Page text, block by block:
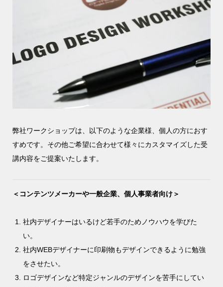
弊社ワークショップは、以下のような企業様、個人の方におす
すめです。その他ご希望に合わせて様々にカスタマイズした受
講内容をご提案いたします。
＜コンテンツメーカーや一般企業、個人事業者向け＞
社内デザイナーはいるけど若手のためノウハウを学びた
い。
社内WEBデザイナーに印刷物もデザインできるように勉強
をさせたい。
ロゴデザインなど特定ジャンルのデザインを苦手にしてい